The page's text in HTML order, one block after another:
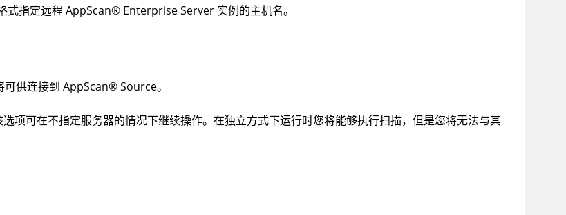
式指定远程 AppScan® Enterprise Server 实例的主机名。
可供连接到 AppScan®Source。
选项可在不指定服务器的情况下继续操作。在独立方式下运行时您将能够执行扫描，但是您将无法与其